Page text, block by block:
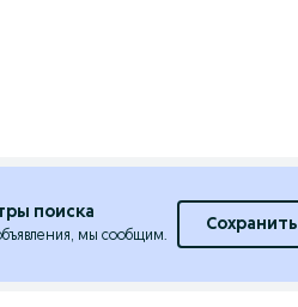
поиска
мы сообщим.
Сохранить